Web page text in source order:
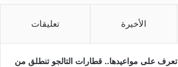
الأخيرة تعليقات
تعرف على مواعيدها.. قطارات التالجو تنطلق من